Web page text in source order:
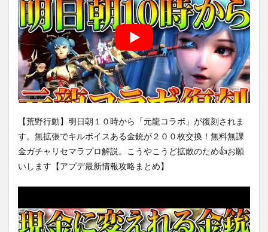
【荒野行動】明日朝１０時から「元龍コラボ」が復刻されま
す。無拡張でキルボイスある金銃が２００枚交換！無料無課
金ガチャリセマラプロ解説。こうやこうど拡散のため👍お願
いします【アプデ最新情報攻略まとめ】